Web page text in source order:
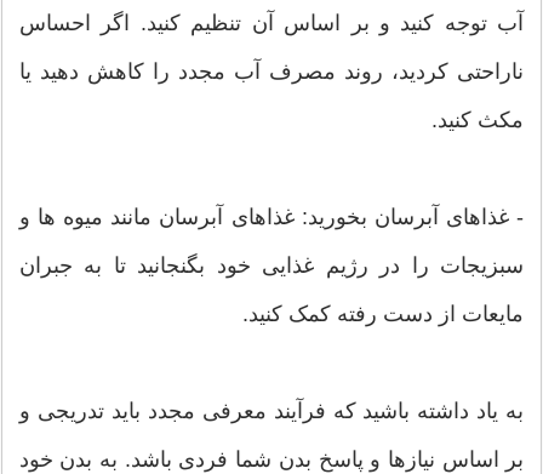
آب توجه کنید و بر اساس آن تنظیم کنید. اگر احساس
ناراحتی کردید، روند مصرف آب مجدد را کاهش دهید یا
مکث کنید.
- غذاهای آبرسان بخورید: غذاهای آبرسان مانند میوه ها و
سبزیجات را در رژیم غذایی خود بگنجانید تا به جبران
مایعات از دست رفته کمک کنید.
به یاد داشته باشید که فرآیند معرفی مجدد باید تدریجی و
بر اساس نیازها و پاسخ بدن شما فردی باشد. به بدن خود